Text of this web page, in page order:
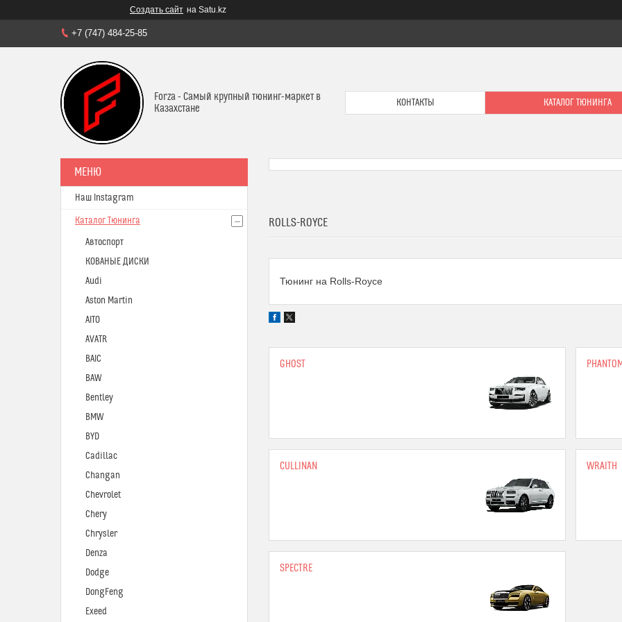
Создать сайт на Satu.kz
+7 (747) 484-25-85
Forza - Самый крупный тюнинг-маркет в
Казахстане
КОНТАКТЫ КАТАЛОГ ТЮНИНГА
ROLLS-ROYCE
Тюнинг на Rolls-Royce
GHOST
CULLINAN WRAITH
SPECTRE
Наш Instagram
Каталог Тюнинга
Автоспорт
КОВАНЫЕ ДИСКИ
Audi
Aston Martin
AITO
AVATR
BAIC
BAW
Bentley
BMW
BYD
Cadillac
Changan
Chevrolet
Chery
Chrysler
Denza
Dodge
DongFeng
Exeed